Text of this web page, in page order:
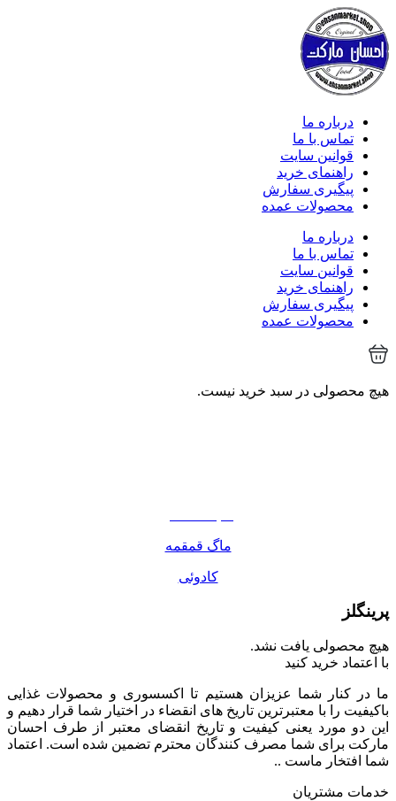
درباره ما
تماس با ما
قوانین سایت
راهنمای خرید
پیگیری سفارش
محصولات عمده
درباره ما
تماس با ما
قوانین سایت
راهنمای خرید
پیگیری سفارش
محصولات عمده
هیچ محصولی در سبد خرید نیست.
ماگ قمقمه
کادوئی
پرینگلز
هیچ محصولی یافت نشد.
با اعتماد خرید کنید
ما در کنار شما عزیزان هستیم تا اکسسوری و محصولات غذایی
باکیفیت را با معتبرترین تاریخ های انقضاء در اختیار شما قرار دهیم و
این دو مورد یعنی کیفیت و تاریخ انقضای معتبر از طرف احسان
مارکت برای شما مصرف کنندگان محترم تضمین شده است. اعتماد
شما افتخار ماست ..
خدمات مشتریان